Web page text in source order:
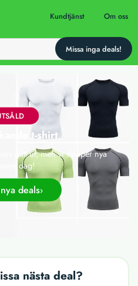
Kundtjänst Om oss
t-shirt
gått ut, men vi släpper nya
dag!
deals
nästa deal?